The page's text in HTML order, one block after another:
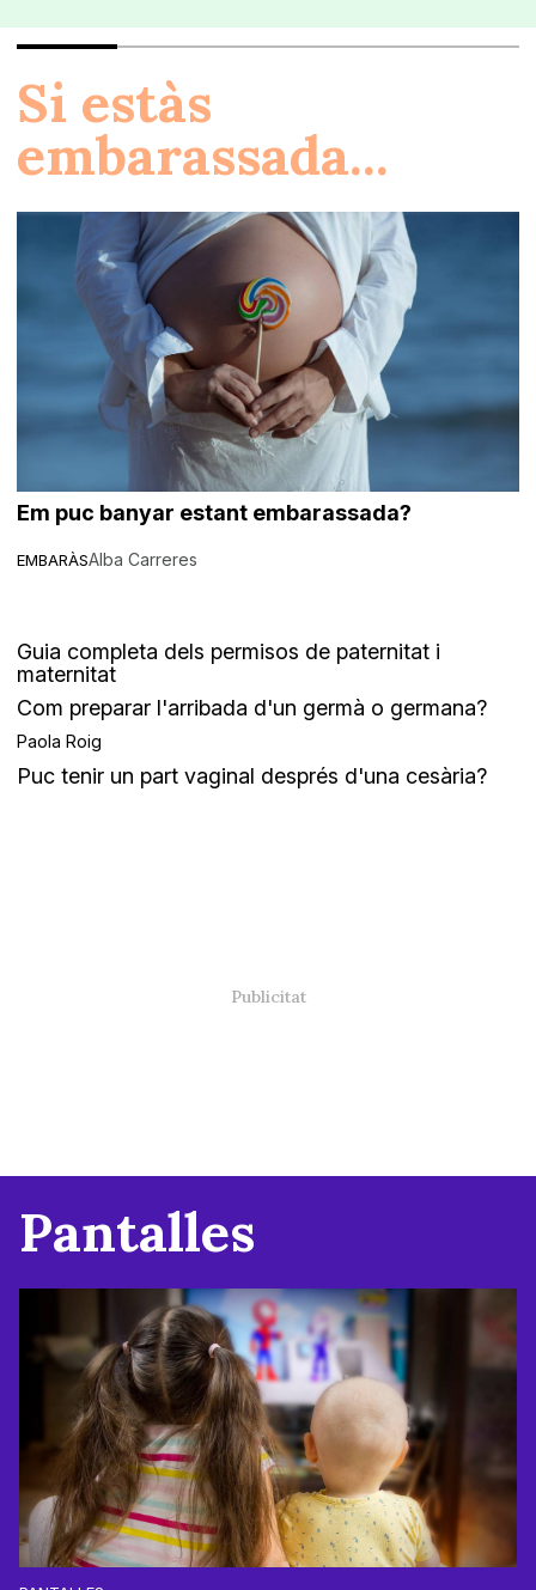
Si estàs
embarassada...
EMBARÀS
Em puc banyar estant embarassada?
Alba Carreres
Guia completa dels permisos de paternitat i
maternitat
Com preparar l'arribada d'un germà o germana?
Paola Roig
Puc tenir un part vaginal després d'una cesària?
Pantalles